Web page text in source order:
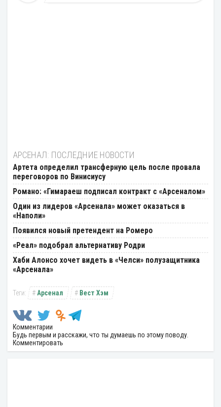
АРСЕНАЛ: ПОСЛЕДНИЕ НОВОСТИ
Артета определил трансферную цель после провала
переговоров по Винисиусу
Романо: «Гимараеш подписал контракт с «Арсеналом»
Один из лидеров «Арсенала» может оказаться в
«Наполи»
Появился новый претендент на Ромеро
«Реал» подобрал альтернативу Родри
Хаби Алонсо хочет видеть в «Челси» полузащитника
«Арсенала»
Арсенал Вест Хэм
Комментарии
Будь первым и расскажи, что ты думаешь по этому поводу.
Комментировать